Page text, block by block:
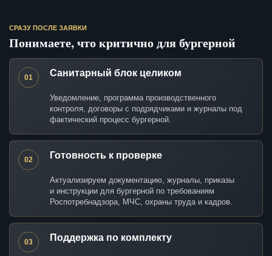
СРАЗУ ПОСЛЕ ЗАЯВКИ
Понимаете, что критично для бургерной
01 Санитарный блок целиком
Уведомление, программа производственного
контроля, договоры с подрядчиками и журналы под
фактический процесс бургерной.
02 Готовность к проверке
Актуализируем документацию, журналы, приказы
и инструкции для бургерной по требованиям
Роспотребнадзора, МЧС, охраны труда и кадров.
03 Поддержка по комплекту